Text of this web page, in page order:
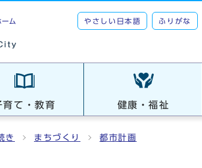
ーム やさしい日本語 ふりがな
育て・教育 健康・福祉
き まちづくり 都市計画